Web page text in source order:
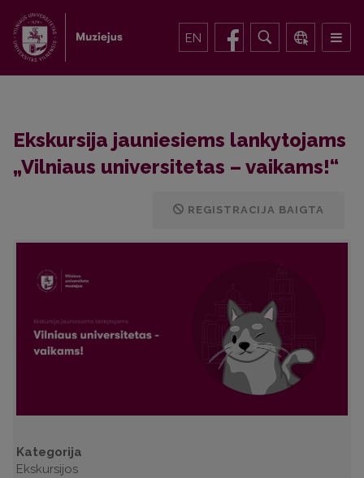
EN
Ekskursija jauniesiems lankytojams
„Vilniaus universitetas – vaikams!“
REGISTRACIJA BAIGTA
Kategorija
Ekskursijos